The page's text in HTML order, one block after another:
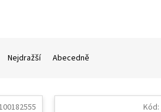
Nejdražší Abecedně
Kód: